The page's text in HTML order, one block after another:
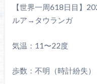
【世界一周618日目】
ルア→タウランガ
気温：11〜22度
歩数：不明（時計紛失）